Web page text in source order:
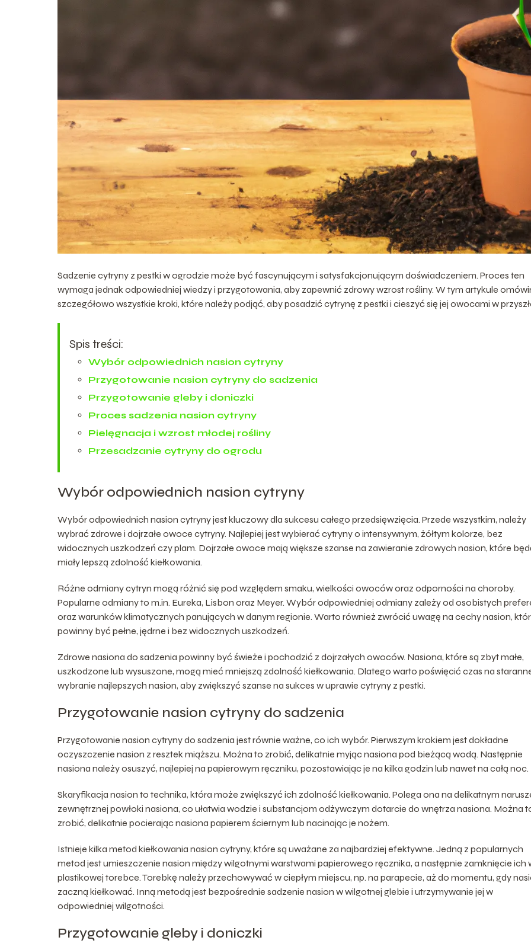
Sadzenie cytryny z pestki w ogrodzie może być fascynującym i satysfakcjonującym doświadczeniem. Proces ten
wymaga jednak odpowiedniej wiedzy i przygotowania, aby zapewnić zdrowy wzrost rośliny. W tym artykule
szczegółowo wszystkie kroki, które należy podjąć, aby posadzić cytrynę z pestki i cieszyć się jej owocami w
Spis treści:
Wybór odpowiednich nasion cytryny
Przygotowanie nasion cytryny do sadzenia
Przygotowanie gleby i doniczki
Proces sadzenia nasion cytryny
Pielęgnacja i wzrost młodej rośliny
Przesadzanie cytryny do ogrodu
Wybór odpowiednich nasion cytryny
Wybór odpowiednich nasion cytryny jest kluczowy dla sukcesu całego przedsięwzięcia. Przede wszystkim, należy
wybrać zdrowe i dojrzałe owoce cytryny. Najlepiej jest wybierać cytryny o intensywnym, żółtym kolorze, bez
widocznych uszkodzeń czy plam. Dojrzałe owoce mają większe szanse na zawieranie zdrowych nasion, które
miały lepszą zdolność kiełkowania.
Różne odmiany cytryn mogą różnić się pod względem smaku, wielkości owoców oraz odporności na choroby.
Popularne odmiany to m.in. Eureka, Lisbon oraz Meyer. Wybór odpowiedniej odmiany zależy od osobistych
oraz warunków klimatycznych panujących w danym regionie. Warto również zwrócić uwagę na cechy nasion,
powinny być pełne, jędrne i bez widocznych uszkodzeń.
Zdrowe nasiona do sadzenia powinny być świeże i pochodzić z dojrzałych owoców. Nasiona, które są zbyt małe,
uszkodzone lub wysuszone, mogą mieć mniejszą zdolność kiełkowania. Dlatego warto poświęcić czas na
wybranie najlepszych nasion, aby zwiększyć szanse na sukces w uprawie cytryny z pestki.
Przygotowanie nasion cytryny do sadzenia
Przygotowanie nasion cytryny do sadzenia jest równie ważne, co ich wybór. Pierwszym krokiem jest dokładne
oczyszczenie nasion z resztek miąższu. Można to zrobić, delikatnie myjąc nasiona pod bieżącą wodą. Następnie
nasiona należy osuszyć, najlepiej na papierowym ręczniku, pozostawiając je na kilka godzin lub nawet na całą noc.
Skaryfikacja nasion to technika, która może zwiększyć ich zdolność kiełkowania. Polega ona na delikatnym
zewnętrznej powłoki nasiona, co ułatwia wodzie i substancjom odżywczym dotarcie do wnętrza nasiona. Można
zrobić, delikatnie pocierając nasiona papierem ściernym lub nacinając je nożem.
Istnieje kilka metod kiełkowania nasion cytryny, które są uważane za najbardziej efektywne. Jedną z popularnych
metod jest umieszczenie nasion między wilgotnymi warstwami papierowego ręcznika, a następnie zamknięcie ich
plastikowej torebce. Torebkę należy przechowywać w ciepłym miejscu, np. na parapecie, aż do momentu, gdy
zaczną kiełkować. Inną metodą jest bezpośrednie sadzenie nasion w wilgotnej glebie i utrzymywanie jej w
odpowiedniej wilgotności.
Przygotowanie gleby i doniczki